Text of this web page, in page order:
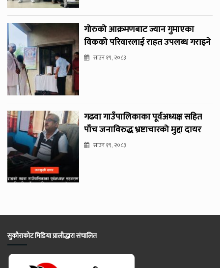
गोरुको आक्रमणबाट ज्यान गुमाएका
विकको परिवारलाई राहत उपलब्ध गराइने
साउन १९, २०८३
गढवा गाउँपालिकाका पूर्वअध्यक्ष सहित
पाँच जनाविरुद्ध भ्रष्टाचारको मुद्दा दायर
साउन १९, २०८३
सुकौराकोट मिडिया प्रालीद्धारा संचालित